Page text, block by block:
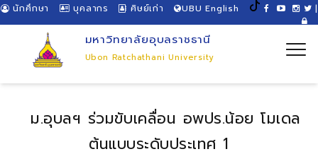
นักศึกษา บุคลากร ศิษย์เก่า UBU English |
มหาวิทยาลัยอุบลราชธานี
Ubon Ratchathani University
ม.อุบลฯ ร่วมขับเคลื่อน อพปร.น้อย โมเดล
ต้นแบบระดับประเทศ 1